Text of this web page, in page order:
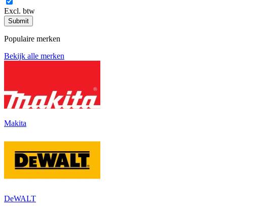
Excl. btw
Submit
Populaire merken
Bekijk alle merken
Makita
DeWALT